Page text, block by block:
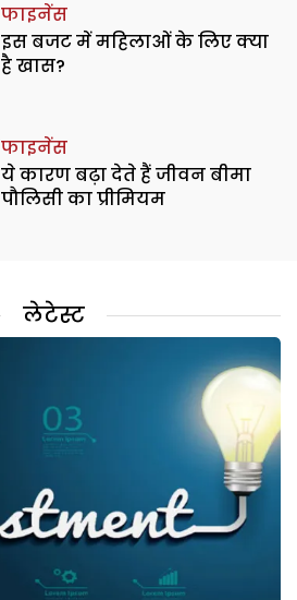
फाइनेंस
इस बजट में महिलाओं के लिए क्या
है खास?
फाइनेंस
ये कारण बढ़ा देते हैं जीवन बीमा
पौलिसी का प्रीमियम
लेटेस्ट